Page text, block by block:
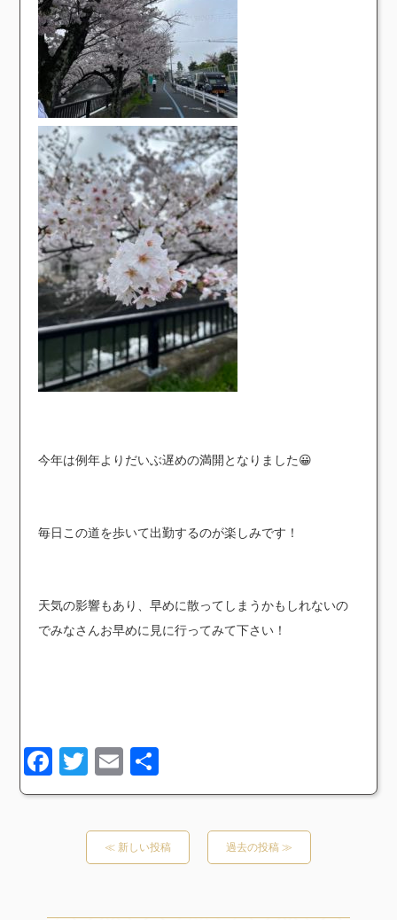
今年は例年よりだいぶ遅めの満開となりました😀
毎日この道を歩いて出勤するのが楽しみです！
天気の影響もあり、早めに散ってしまうかもしれないの
でみなさんお早めに見に行ってみて下さい！
Facebook
TwitterEmail
有
≪ 新しい投稿 過去の投稿 ≫